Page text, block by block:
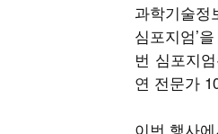
과학기술정
심포지엄’
번 심포지
연 전문가
이번 행사